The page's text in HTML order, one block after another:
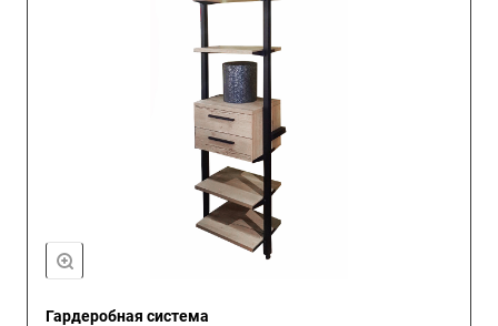
Гардеробная система